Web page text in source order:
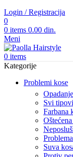
Login / Registracija
0
0 items 0.00 din.
Meni
0 items
Kategorije
Problemi kose
Svi
Farbana
Suva